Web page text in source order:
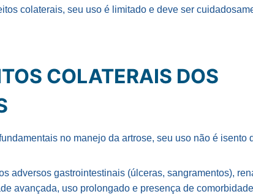
colaterais, seu uso é limitado e deve ser
COLATERAIS DOS
no manejo da artrose, seu uso não é isento
adversos gastrointestinais (úlceras, sangramentos),
avançada, uso prolongado e presença de